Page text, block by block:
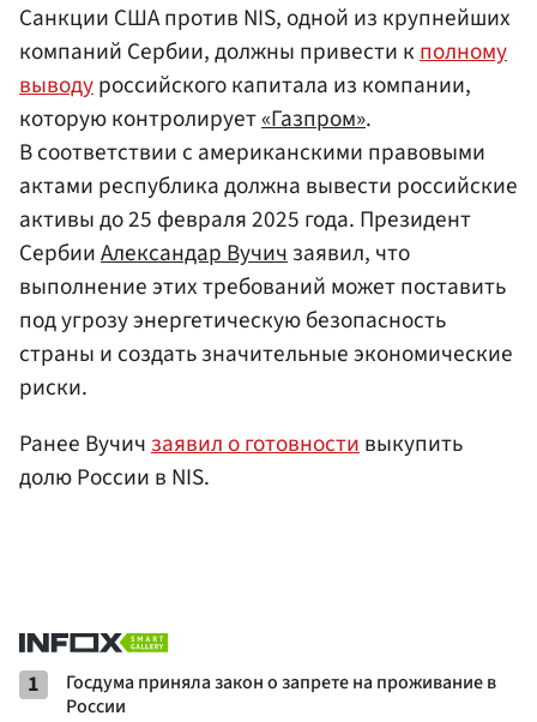
Санкции США против NIS, одной из крупнейших
компаний Сербии, должны привести кполному
выводуроссийского капитала из компании,
которую контролирует«Газпром».
В соответствии с американскими правовыми
актами республика должна вывести российские
активы до 25 февраля 2025 года. Президент
СербииАлександар Вучичзаявил, что
выполнение этих требований может поставить
под угрозу энергетическую безопасность
страны и создать значительные экономические
риски.
Ранее Вучичзаявил о готовностивыкупить
долю России в NIS.
1
Госдума приняла закон о запрете на проживание в
России